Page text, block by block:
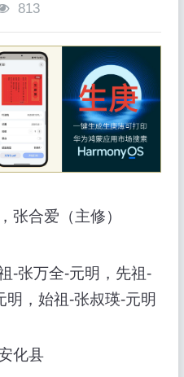
813
张合爱（主修）
-张万全-元明，先祖-
，始祖-张叔瑛-元明
化县